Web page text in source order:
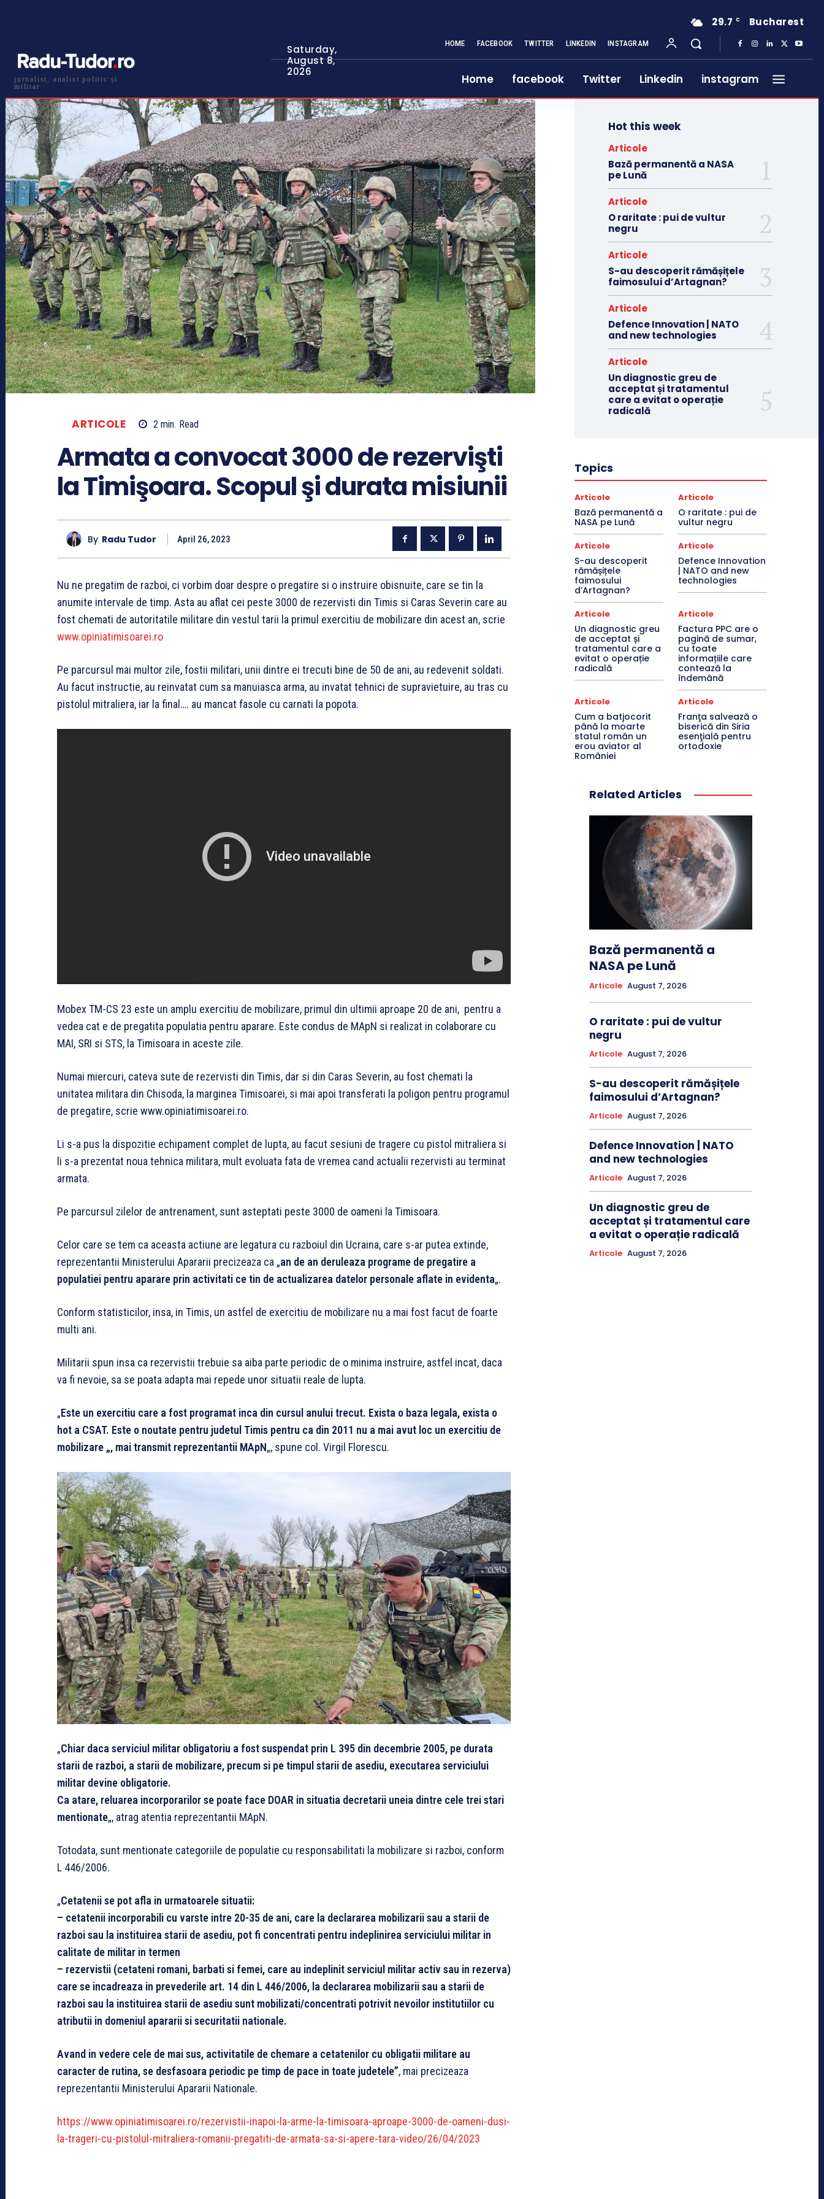
jurnalist, analist politic și
militar
Saturday,
August 8,
2026
29.7 C Bucharest
HOME FACEBOOK TWITTER LINKEDIN INSTAGRAM
Home facebook Twitter Linkedin instagram
ARTICOLE 2 min. Read
Armata a convocat 3000 de rezervişti
la Timişoara. Scopul şi durata misiunii
By Radu Tudor April 26, 2023
Nu ne pregatim de razboi, ci vorbim doar despre o pregatire si o instruire obisnuite, care se tin la
anumite intervale de timp. Asta au aflat cei peste 3000 de rezervisti din Timis si Caras Severin care au
fost chemati de autoritatile militare din vestul tarii la primul exercitiu de mobilizare din acest an, scrie
www.opiniatimisoarei.ro
Pe parcursul mai multor zile, fostii militari, unii dintre ei trecuti bine de 50 de ani, au redevenit soldati.
Au facut instructie, au reinvatat cum sa manuiasca arma, au invatat tehnici de supravietuire, au tras cu
pistolul mitraliera, iar la final…. au mancat fasole cu carnati la popota.
Mobex TM-CS 23 este un amplu exercitiu de mobilizare, primul din ultimii aproape 20 de ani, pentru a
vedea cat e de pregatita populatia pentru aparare. Este condus de MApN si realizat in colaborare cu
MAI, SRI si STS, la Timisoara in aceste zile.
Numai miercuri, cateva sute de rezervisti din Timis, dar si din Caras Severin, au fost chemati la
unitatea militara din Chisoda, la marginea Timisoarei, si mai apoi transferati la poligon pentru programul
de pregatire, scrie www.opiniatimisoarei.ro.
Li s-a pus la dispozitie echipament complet de lupta, au facut sesiuni de tragere cu pistol mitraliera si
li s-a prezentat noua tehnica militara, mult evoluata fata de vremea cand actualii rezervisti au terminat
armata.
Pe parcursul zilelor de antrenament, sunt asteptati peste 3000 de oameni la Timisoara.
Celor care se tem ca aceasta actiune are legatura cu razboiul din Ucraina, care s-ar putea extinde,
reprezentantii Ministerului Apararii precizeaza ca „an de an deruleaza programe de pregatire a
populatiei pentru aparare prin activitati ce tin de actualizarea datelor personale aflate in evidenta„.
Conform statisticilor, insa, in Timis, un astfel de exercitiu de mobilizare nu a mai fost facut de foarte
multi ani.
Militarii spun insa ca rezervistii trebuie sa aiba parte periodic de o minima instruire, astfel incat, daca
va fi nevoie, sa se poata adapta mai repede unor situatii reale de lupta.
„Este un exercitiu care a fost programat inca din cursul anului trecut. Exista o baza legala, exista o
hot a CSAT. Este o noutate pentru judetul Timis pentru ca din 2011 nu a mai avut loc un exercitiu de
mobilizare „, mai transmit reprezentantii MApN„, spune col. Virgil Florescu.
„Chiar daca serviciul militar obligatoriu a fost suspendat prin L 395 din decembrie 2005, pe durata
starii de razboi, a starii de mobilizare, precum si pe timpul starii de asediu, executarea serviciului
militar devine obligatorie.
Ca atare, reluarea incorporarilor se poate face DOAR in situatia decretarii uneia dintre cele trei stari
mentionate„, atrag atentia reprezentantii MApN.
Totodata, sunt mentionate categoriile de populatie cu responsabilitati la mobilizare si razboi, conform
L 446/2006.
„Cetatenii se pot afla in urmatoarele situatii:
– cetatenii incorporabili cu varste intre 20-35 de ani, care la declararea mobilizarii sau a starii de
razboi sau la instituirea starii de asediu, pot fi concentrati pentru indeplinirea serviciului militar in
calitate de militar in termen
– rezervistii (cetateni romani, barbati si femei, care au indeplinit serviciul militar activ sau in rezerva)
care se incadreaza in prevederile art. 14 din L 446/2006, la declararea mobilizarii sau a starii de
razboi sau la instituirea starii de asediu sunt mobilizati/concentrati potrivit nevoilor institutiilor cu
atributii in domeniul apararii si securitatii nationale.
Avand in vedere cele de mai sus, activitatile de chemare a cetatenilor cu obligatii militare au
caracter de rutina, se desfasoara periodic pe timp de pace in toate judetele”, mai precizeaza
reprezentantii Ministerului Apararii Nationale.
https://www.opiniatimisoarei.ro/rezervistii-inapoi-la-arme-la-timisoara-aproape-3000-de-oameni-dusi-
la-trageri-cu-pistolul-mitraliera-romanii-pregatiti-de-armata-sa-si-apere-tara-video/26/04/2023
Hot this week
Articole
Bază permanentă a NASA
pe Lună
Articole
O raritate : pui de vultur
negru
Articole
S-au descoperit rămășițele
faimosului d’Artagnan?
Articole
Defence Innovation | NATO
and new technologies
Articole
Un diagnostic greu de
acceptat și tratamentul
care a evitat o operație
radicală
Topics
Articole
Bază permanentă a
NASA pe Lună
Articole
O raritate : pui de
vultur negru
Articole
S-au descoperit
rămășițele
faimosului
d’Artagnan?
Articole
Defence Innovation
| NATO and new
technologies
Articole
Un diagnostic greu
de acceptat și
tratamentul care a
evitat o operație
radicală
Articole
Factura PPC are o
pagină de sumar,
cu toate
informațiile care
contează la
îndemână
Articole
Cum a batjocorit
până la moarte
statul român un
erou aviator al
României
Articole
Franţa salvează o
biserică din Siria
esenţială pentru
ortodoxie
Related Articles
Bază permanentă a
NASA pe Lună
Articole August 7, 2026
O raritate : pui de vultur
negru
Articole August 7, 2026
S-au descoperit rămășițele
faimosului d’Artagnan?
Articole August 7, 2026
Defence Innovation | NATO
and new technologies
Articole August 7, 2026
Un diagnostic greu de
acceptat și tratamentul care
a evitat o operație radicală
Articole August 7, 2026